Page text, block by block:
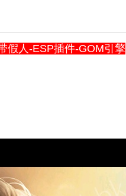
假人-ESP插件-GOM引擎